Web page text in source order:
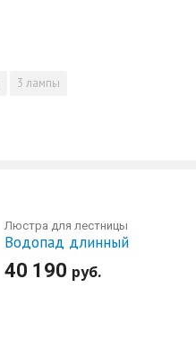
3 лампы
Люстра для лестницы
Водопад длинный
40 190 руб.